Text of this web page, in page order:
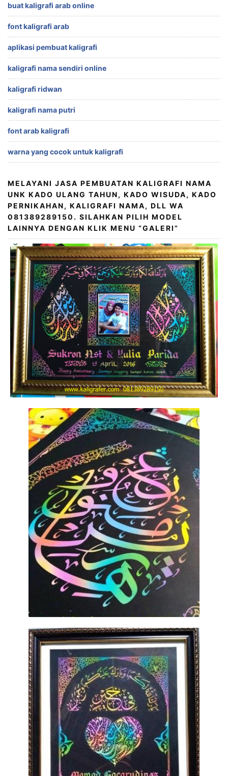
buat kaligrafi arab online
font kaligrafi arab
aplikasi pembuat kaligrafi
kaligrafi nama sendiri online
kaligrafi ridwan
kaligrafi nama putri
font arab kaligrafi
warna yang cocok untuk kaligrafi
MELAYANI JASA PEMBUATAN KALIGRAFI NAMA
UNK KADO ULANG TAHUN, KADO WISUDA, KADO
PERNIKAHAN, KALIGRAFI NAMA, DLL WA
081389289150. SILAHKAN PILIH MODEL
LAINNYA DENGAN KLIK MENU “GALERI”